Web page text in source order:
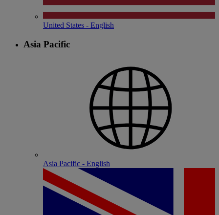
United States - English
Asia Pacific
Asia Pacific - English